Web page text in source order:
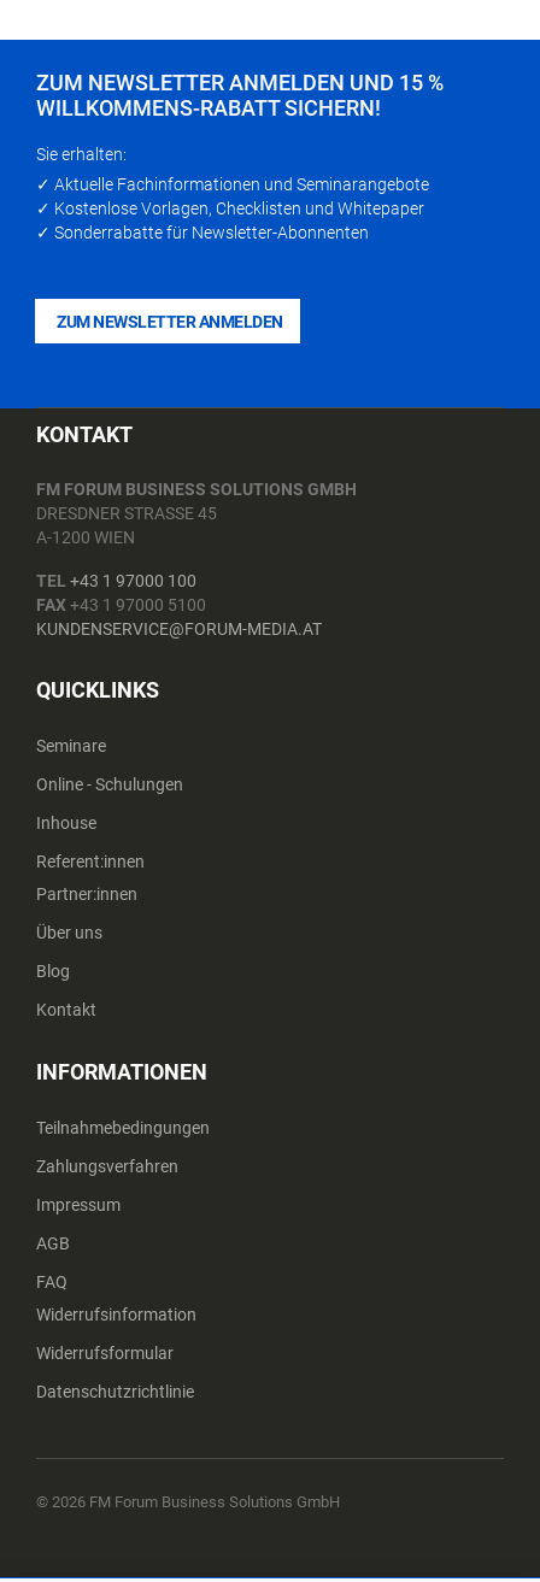
ZUM NEWSLETTER ANMELDEN UND 15 %
WILLKOMMENS-RABATT SICHERN!
Sie erhalten:
✓ Aktuelle Fachinformationen und Seminarangebote
✓ Kostenlose Vorlagen, Checklisten und Whitepaper
✓ Sonderrabatte für Newsletter-Abonnenten
ZUM NEWSLETTER ANMELDEN
KONTAKT
FM FORUM BUSINESS SOLUTIONS GMBH
DRESDNER STRASSE 45
A-1200 WIEN
TEL +43 1 97000 100
FAX+43 1 97000 5100
KUNDENSERVICE@FORUM-MEDIA.AT
QUICKLINKS
Seminare
Online - Schulungen
Inhouse
Referent:innen
Partner:innen
Über uns
Blog
Kontakt
INFORMATIONEN
Teilnahmebedingungen
Zahlungsverfahren
Impressum
AGB
FAQ
Widerrufsinformation
Widerrufsformular
Datenschutzrichtlinie
© 2026 FM Forum Business Solutions GmbH